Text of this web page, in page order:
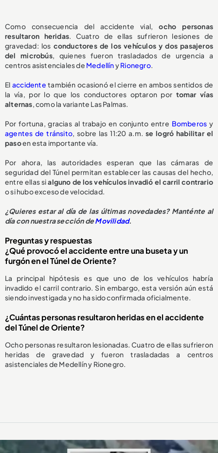
Como consecuencia del accidente vial,ocho personas
resultaron heridas. Cuatro de ellas sufrieron lesiones de
gravedad: los conductores de los vehículos y dos pasajeros
del microbús, quienes fueron trasladados de urgencia a
centros asistenciales de MedellínyRionegro.
El accidente también ocasionó el cierre en ambos sentidos de
la vía, por lo que los conductores optaron por tomar vías
alternas, como la variante Las Palmas.
Por fortuna, gracias al trabajo en conjunto entre Bomberos y
agentes de tránsito, sobre las 11:20 a.m. se logró habilitar el
pasoen esta importante vía.
Por ahora, las autoridades esperan que las cámaras de
seguridad del Túnel permitan establecer las causas del hecho,
entre ellas sialguno de los vehículos invadió el carril contrario
o si hubo exceso de velocidad.
¿Quieres estar al día de las últimas novedades? Manténte al
día con nuestra sección deMovilidad.
Preguntas y respuestas
¿Qué provocó el accidente entre una buseta y un
furgón en el Túnel de Oriente?
La principal hipótesis es que uno de los vehículos habría
invadido el carril contrario. Sin embargo, esta versión aún está
siendo investigada y no ha sido confirmada oficialmente.
¿Cuántas personas resultaron heridas en el accidente
del Túnel de Oriente?
Ocho personas resultaron lesionadas. Cuatro de ellas sufrieron
heridas de gravedad y fueron trasladadas a centros
asistenciales de Medellín y Rionegro.